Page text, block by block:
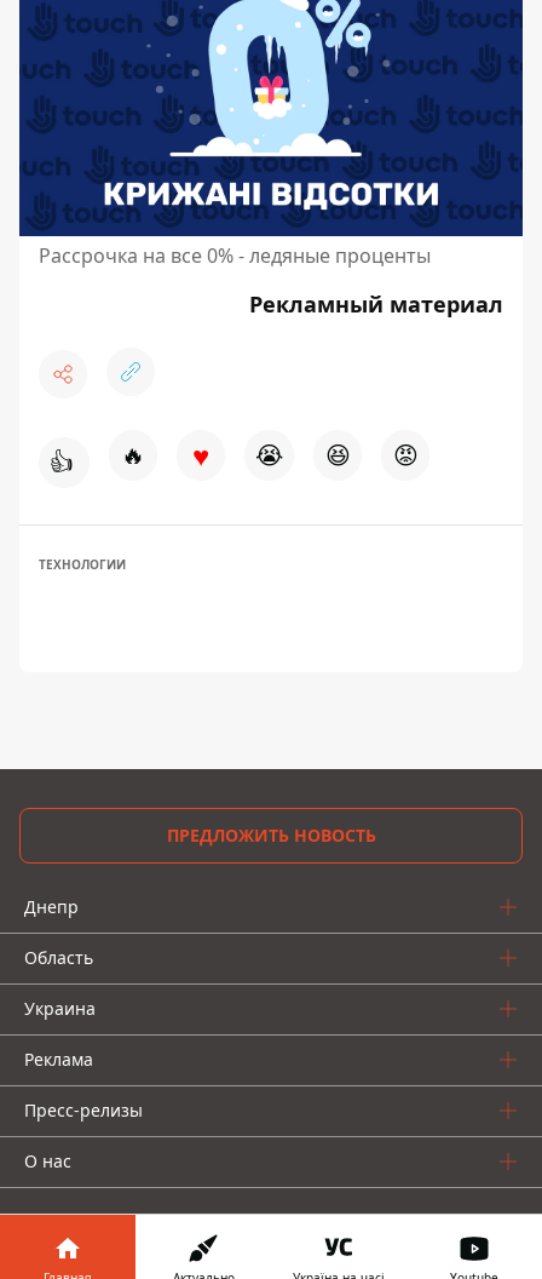
Рассрочка на все 0% - ледяные проценты
Рекламный материал
👍 🔥 ♥ 😭 😆 😡
ТЕХНОЛОГИИ
ПРЕДЛОЖИТЬ НОВОСТЬ
Днепр
Область
Украина
Реклама
Пресс-релизы
О нас